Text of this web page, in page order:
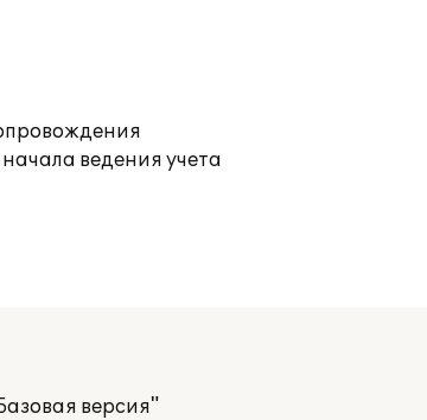
ведения учета
версия"